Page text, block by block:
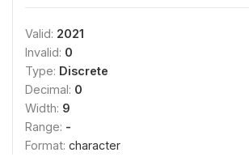
Valid: 2021
Invalid: 0
Type: Discrete
Decimal: 0
Width: 9
Range: -
Format: character